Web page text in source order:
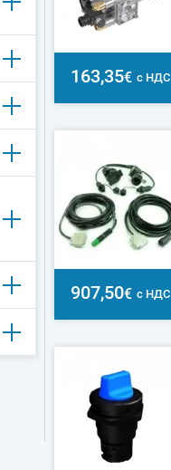
163,35€ с НДС
907,50€ с НДС